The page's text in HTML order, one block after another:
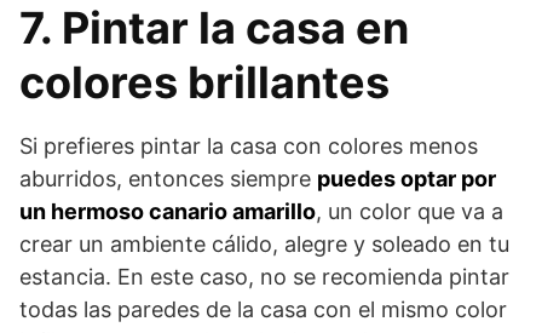
7. Pintar la casa en
colores brillantes
Si prefieres pintar la casa con colores menos
aburridos, entonces siempre puedes optar por
un hermoso canario amarillo, un color que va a
crear un ambiente cálido, alegre y soleado en tu
estancia. En este caso, no se recomienda pintar
todas las paredes de la casa con el mismo color